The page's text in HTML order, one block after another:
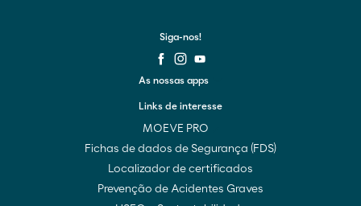
Links de interesse
MOEVE PRO
Fichas de dados de Segurança (FDS)
Localizador de certificados
Prevenção de Acidentes Graves
As nossas apps
Siga-nos!